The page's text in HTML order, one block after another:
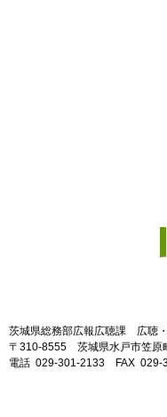
茨城県総務部広報広聴課 広聴
〒310-8555 茨城県水戸市笠原
電話 029-301-2133 FAX 029-